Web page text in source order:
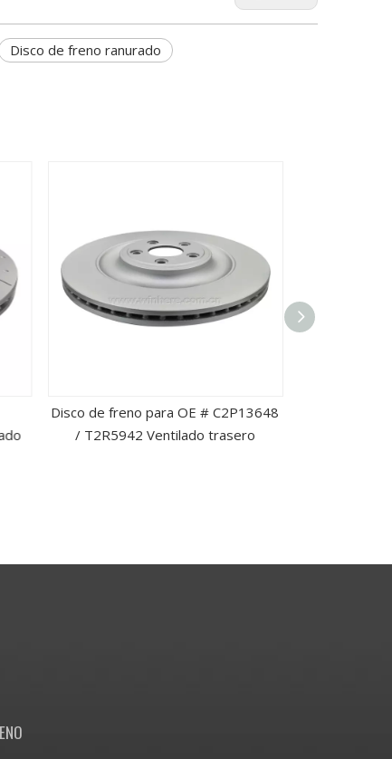
Disco de freno ranurado
Disco de freno para OE # C2P13648
/ T2R5942 Ventilado trasero